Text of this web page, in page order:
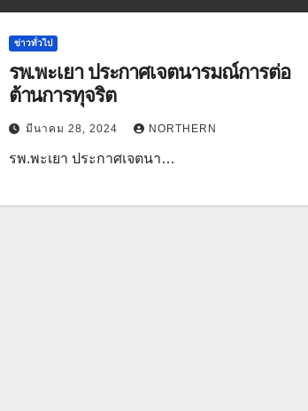
ข่าวทั่วไป
รพ.พะเยา ประกาศเจตนารมณ์การต่อ
ต้านการทุจริต
มีนาคม 28, 2024 NORTHERN
รพ.พะเยา ประกาศเจตนา…